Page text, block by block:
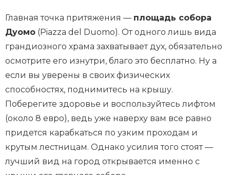
Главная точка притяжения — площадь собора
Дуомо (Piazza del Duomo). От одного лишь вида
грандиозного храма захватывает дух, обязательно
осмотрите его изнутри, благо это бесплатно. Ну а
если вы уверены в своих физических
способностях, поднимитесь на крышу.
Поберегите здоровье и воспользуйтесь лифтом
(около 8 евро), ведь уже наверху вам все равно
придется карабкаться по узким проходам и
крутым лестницам. Однако усилия того стоят —
лучший вид на город открывается именно с